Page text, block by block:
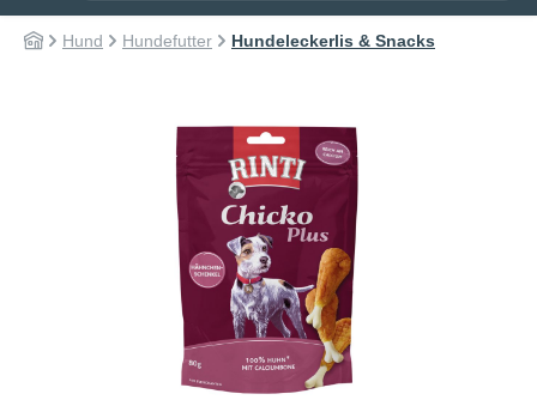
Hund Hundefutter Hundeleckerlis & Snacks
Bildergalerie überspringen